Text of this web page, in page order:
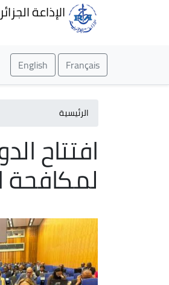
الإذاعة
Français
English
الرئيسية
لمكافحة